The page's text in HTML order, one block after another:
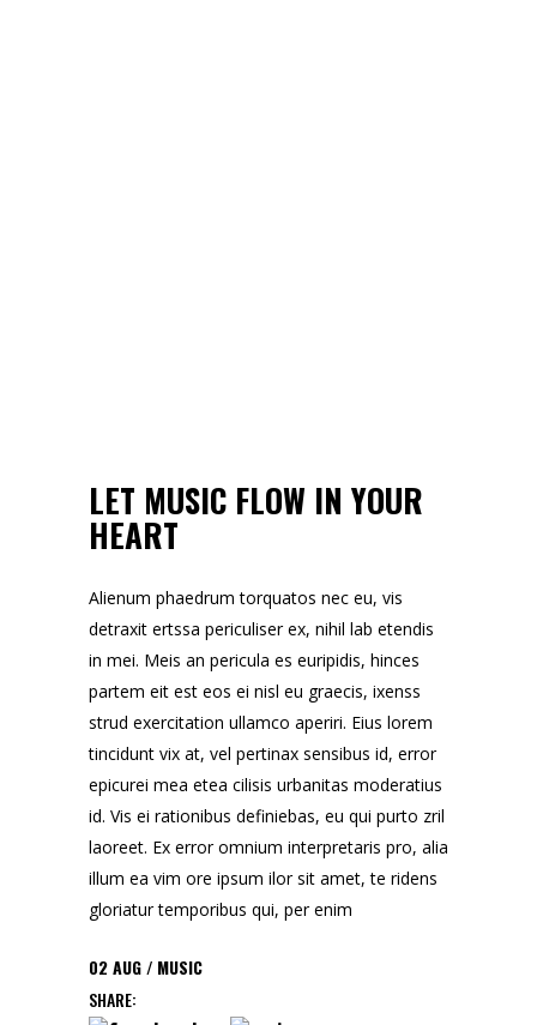
LET MUSIC FLOW IN YOUR
HEART
Alienum phaedrum torquatos nec eu, vis
detraxit ertssa periculiser ex, nihil lab etendis
in mei. Meis an pericula es euripidis, hinces
partem eit est eos ei nisl eu graecis, ixenss
strud exercitation ullamco aperiri. Eius lorem
tincidunt vix at, vel pertinax sensibus id, error
epicurei mea etea cilisis urbanitas moderatius
id. Vis ei rationibus definiebas, eu qui purto zril
laoreet. Ex error omnium interpretaris pro, alia
illum ea vim ore ipsum ilor sit amet, te ridens
gloriatur temporibus qui, per enim
02AUG
MUSIC
SHARE: